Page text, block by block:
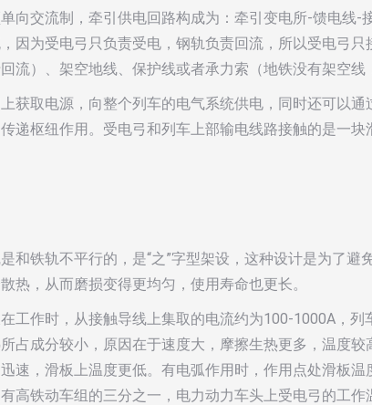
向交流制，牵引供电回路构成为：牵引变电所-馈电
因为受电弓只负责受电，钢轨负责回流，所以受电弓
流）、架空地线、保护线或者承力索（地铁没有架空
获取电源，向整个列车的电气系统供电，同时还可以
递枢纽作用。受电弓和列车上部输电线路接触的是一
和铁轨不平行的，是“之”字型架设，这种设计是为了
热，从而磨损变得更均匀，使用寿命也更长。
工作时，从接触导线上集取的电流约为100-1000A，
占成分较小，原因在于速度大，摩擦生热更多，温度
速，滑板上温度更低。有电弧作用时，作用点处滑板
高铁动车组的三分之一，电力动力车头上受电弓的工